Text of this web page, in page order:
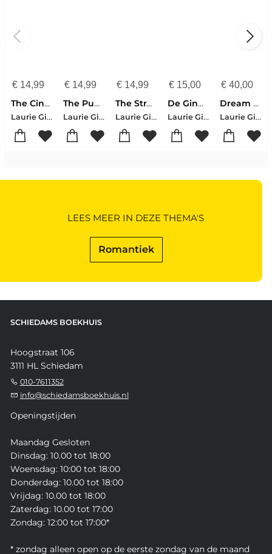
€14,99
The Cinnamon Bun Book Store
Laurie Gilmore
€14,99
The Pumpkin Spice Cafe
Laurie Gilmore
€ 14,99
The Strawberry Patch Pancake House
Laurie Gilmore
€ 15,00
De Gingerbread Bakkerij
Laurie Gilmore
€ 40,00
Dream Harbor-pakket
Laurie Gilmore
Romantiek
LEES MEER IN DEZE THEMA'S
SCHIEDAMS BOEKHUIS
Hoogstraat 106
3111 HL Schiedam
010-7611352
info@schiedamsboekhuis.nl
Openingstijden
Maandag Gesloten
Dinsdag: 10.00 tot 18:00
Woensdag: 10:00 tot 18:00
Donderdag: 10.00 tot 18:00
Vrijdag: 10.00 tot 18:00
Zaterdag: 10.00 tot 17:00
Zondag: 12:00 tot 17:00*
* zondag alleen open op de eerste zondag van de maand